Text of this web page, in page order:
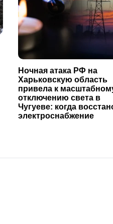
Ночная атака РФ на
Харьковскую область
привела к
отключению света в
Чугуеве: когда
электроснабжение